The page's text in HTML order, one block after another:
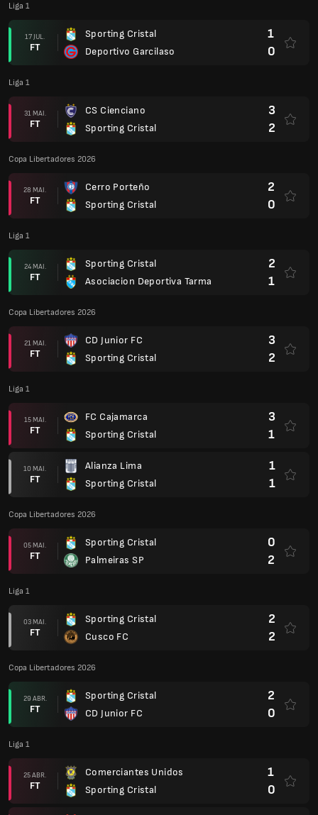
Liga 1
17 JUL.
FT
Sporting Cristal
Deportivo Garcilaso
1
0
Liga 1
31 MAI.
FT
CS Cienciano
Sporting Cristal
3
2
Copa Libertadores 2026
28 MAI.
FT
Cerro Porteño
Sporting Cristal
2
0
Liga 1
24 MAI.
FT
Sporting Cristal
Asociacion Deportiva Tarma
2
1
Copa Libertadores 2026
21 MAI.
FT
CD Junior FC
Sporting Cristal
3
2
Liga 1
15 MAI.
FT
FC Cajamarca
Sporting Cristal
3
1
10 MAI.
FT
Alianza Lima
Sporting Cristal
1
1
Copa Libertadores 2026
05 MAI.
FT
Sporting Cristal
Palmeiras SP
0
2
Liga 1
03 MAI.
FT
Sporting Cristal
Cusco FC
2
2
Copa Libertadores 2026
29 ABR.
FT
Sporting Cristal
CD Junior FC
2
0
Liga 1
25 ABR.
FT
Comerciantes Unidos
Sporting Cristal
1
0